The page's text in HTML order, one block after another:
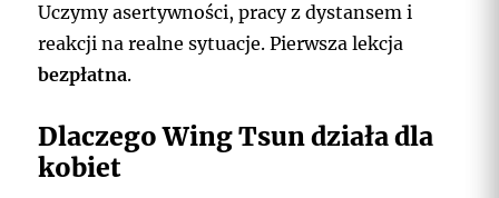
Uczymy asertywności, pracy z dystansem i
reakcji na realne sytuacje. Pierwsza lekcja
bezpłatna.
Dlaczego Wing Tsun działa dla
kobiet